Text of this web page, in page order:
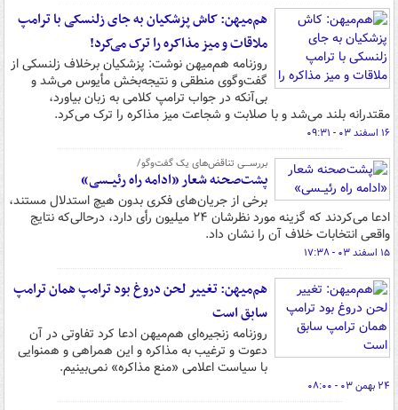
هم‌میهن: کاش پزشکیان به جای زلنسکی با ترامپ
ملاقات و میز مذاکره را ترک می‌کرد!
روزنامه هم‌میهن نوشت: پزشکیان برخلاف زلنسکی از
گفت‌وگوی منطقی و نتیجه‌بخش مأیوس می‌شد و
بی‌آنکه در جواب ترامپ کلامی به زبان بیاورد،
مقتدرانه بلند می‌شد و با صلابت و شجاعت میز مذاکره را ترک می‌کرد.
۱۶ اسفند ۰۳ - ۰۹:۳۱
بررســـی تناقض‌های یک گفت‌وگو/
پشت‌صحنه شعار «ادامه راه رئیــسی»
برخی از جریان‌های فکری بدون هیچ استدلال مستند،
ادعا می‌کردند که گزینه مورد نظرشان ۲۴ میلیون رأی دارد، درحالی‌که نتایج
واقعی انتخابات خلاف آن را نشان داد.
۱۵ اسفند ۰۳ - ۱۷:۳۸
هم‌میهن: تغییر لحن دروغ بود ترامپ همان ترامپ
سابق است
روزنامه زنجیره‌ای هم‌میهن ادعا کرد تفاوتی در آن
دعوت و ترغیب به مذاکره و این همراهی و همنوایی
با سیاست اعلامی «منع مذاکره» نمی‌بینیم.
۲۴ بهمن ۰۳ - ۰۸:۰۰